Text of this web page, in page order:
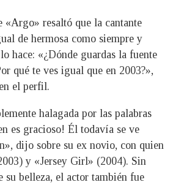
resaltó que la cantante
de hermosa como siempre y
hace: «¿Dónde guardas la fuente
qué te ves igual que en 2003?»,
el perfil.
halagada por las palabras
es gracioso! Él todavía se ve
dijo sobre su ex novio, con quien
y «Jersey Girl» (2004). Sin
su belleza, el actor también fue